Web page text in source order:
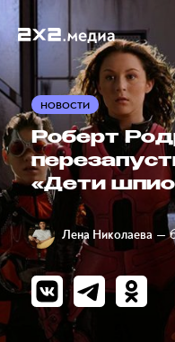
НОВОСТИ
Роберт
«Дети
Лена Николаева —